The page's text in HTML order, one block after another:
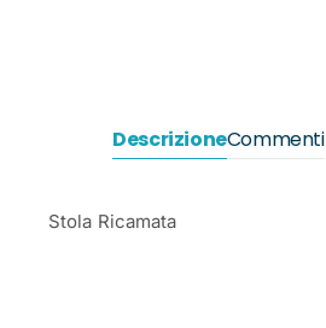
DescrizioneCommenti
Stola Ricamata